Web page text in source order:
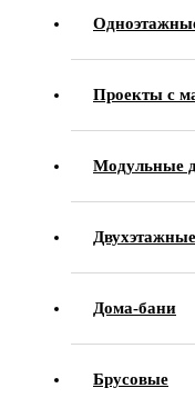
Проекты с
Модульные
Дома-бани
Брусовые